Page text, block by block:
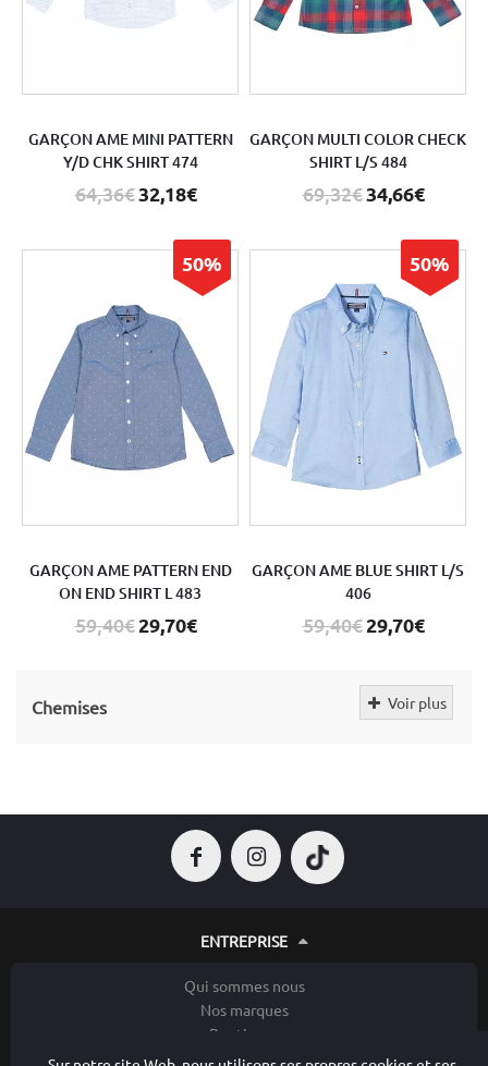
Voir plus
Chemises
GARÇON AME MINI PATTERN
Y/D CHK SHIRT 474
64,36€32,18€
GARÇON MULTI COLOR CHECK
SHIRT L/S 484
69,32€34,66€
50%
GARÇON AME PATTERN END
ON END SHIRT L 483
59,40€29,70€
50%
GARÇON AME BLUE SHIRT L/S
406
59,40€29,70€
ENTREPRISE
Qui sommes nous
Nos marques
Boutiques
Privilège